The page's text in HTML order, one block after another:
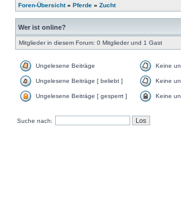
Foren-Übersicht» Pferde » Zucht
Wer ist online?
Mitglieder in diesem Forum: 0 Mitglieder und 1 Gast
Ungelesene Beiträge Keine
Ungelesene Beiträge [ beliebt ] Keine
Ungelesene Beiträge [ gesperrt ] Keine
Suche nach: